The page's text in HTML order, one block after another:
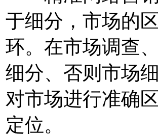
于细分，市场的
环。在市场调查
细分、否则市场
对市场进行准确
定位。